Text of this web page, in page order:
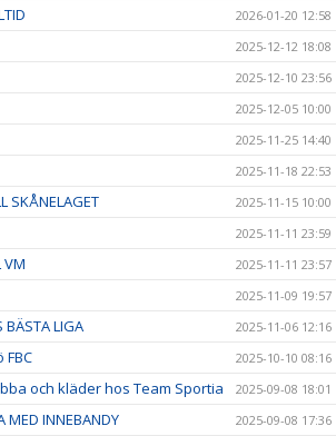
2026-01-20 12:58
2025-12-12 18:08
2025-12-10 23:56
2025-12-05 10:00
2025-11-25 14:40
2025-11-18 22:53
SKÅNELAGET 2025-11-15 10:00
2025-11-11 23:59
VM 2025-11-11 23:57
2025-11-09 19:57
BÄSTA LIGA 2025-11-06 12:16
2025-10-10 08:16
och kläder hos Team Sportia 2025-09-08 18:01
MED INNEBANDY 2025-09-08 17:36